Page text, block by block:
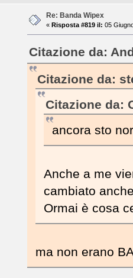
Re: Banda Wipex
« Risposta #819 il: 05
Citazione da:
Citazione da:
Citazione da:
ancora sto
Anche a me
cambiato
Ormai è cosa
ma non erano